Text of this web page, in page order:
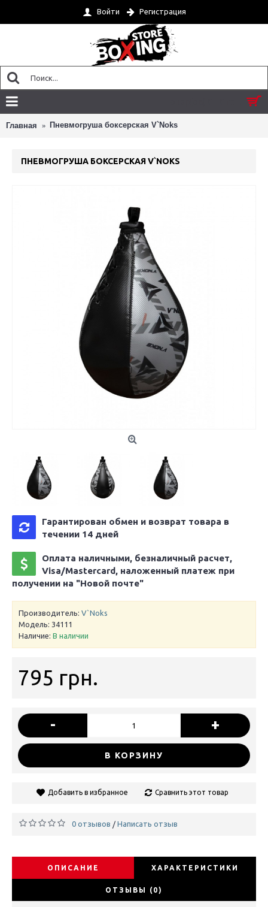
Войти Регистрация
Главная Пневмогруша боксерская V`Noks
ПНЕВМОГРУША БОКСЕРСКАЯ V`NOKS
Гарантирован обмен и возврат товара в
течении 14 дней
Оплата наличными, безналичный расчет,
Visa/Mastercard, наложенный платеж при
получении на "Новой почте"
Производитель: V`Noks
Модель: 34111
Наличие: В наличии
795 грн.
- +
В КОРЗИНУ
Добавить в избранное Сравнить этот товар
0 отзывов / Написать отзыв
ОПИСАНИЕ ХАРАКТЕРИСТИКИ
ОТЗЫВЫ (0)